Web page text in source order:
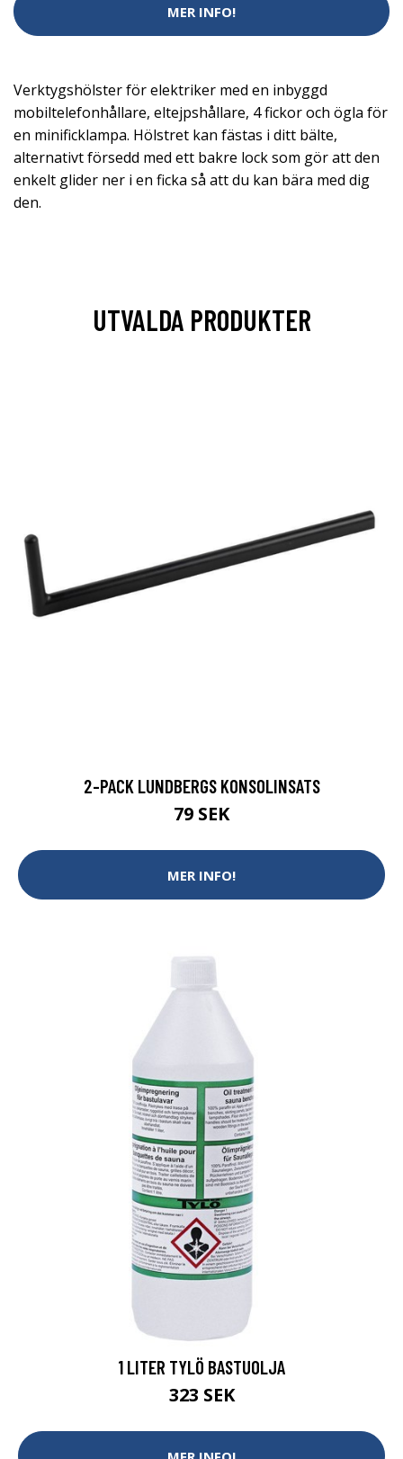
MER INFO!
Verktygshölster för elektriker med en inbyggd
mobiltelefonhållare, eltejpshållare, 4 fickor och ögla för
en minificklampa. Hölstret kan fästas i ditt bälte,
alternativt försedd med ett bakre lock som gör att den
enkelt glider ner i en ficka så att du kan bära med dig
den.
UTVALDA PRODUKTER
2-PACK LUNDBERGS KONSOLINSATS
79 SEK
MER INFO!
1 LITER TYLÖ BASTUOLJA
323 SEK